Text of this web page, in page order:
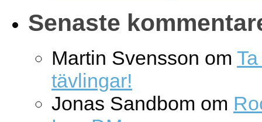
Senaste
Martin Svensson om
tävlingar!
Jonas Sandbom om